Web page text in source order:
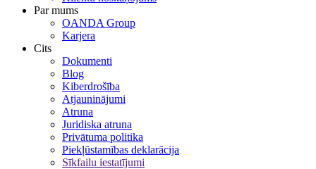
Par mums
OANDA Group
Karjera
Cits
Dokumenti
Blog
Kiberdrošība
Atjauninājumi
Atruna
Juridiska atruna
Privātuma politika
Piekļūstamības deklarācija
Sīkfailu iestatījumi